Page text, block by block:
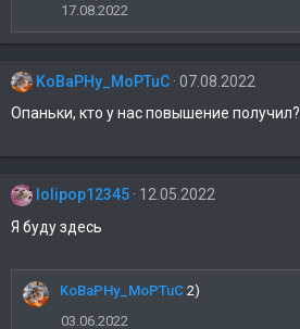
17.08.2022
KoBaPHy_MoPTuC 07.08.2022
Опаньки, кто у нас повышение получил?
lolipop12345
12.05.2022
Я буду здесь
KoBaPHy_MoPTuC 2)
03.06.2022